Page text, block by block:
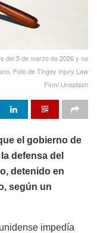
del 5 de marzo de 2026 y no
Foto de Tingey Injury Law
Firm/ Unsplash
el gobierno de
defensa del
detenido en
según un
impedía